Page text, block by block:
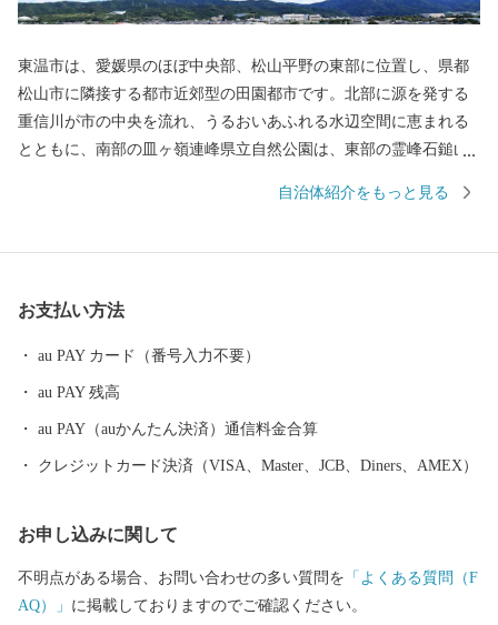
東温市は、愛媛県のほぼ中央部、松山平野の東部に位置し、県都
松山市に隣接する都市近郊型の田園都市です。北部に源を発する
重信川が市の中央を流れ、うるおいあふれる水辺空間に恵まれる
とともに、南部の皿ヶ嶺連峰県立自然公園は、東部の霊峰石鎚山
す。また、常設のミュージカル劇場ではプロのミュージカル俳優
ります。
自治体紹介をもっと見る
お支払い方法
au PAY カード（番号入力不要）
au PAY 残高
au PAY（auかんたん決済）通信料金合算
クレジットカード決済（VISA、Master、JCB、Diners、AMEX）
お申し込みに関して
不明点がある場合、お問い合わせの多い質問を 「よくある質問（F
AQ）」 に掲載しておりますのでご確認ください。